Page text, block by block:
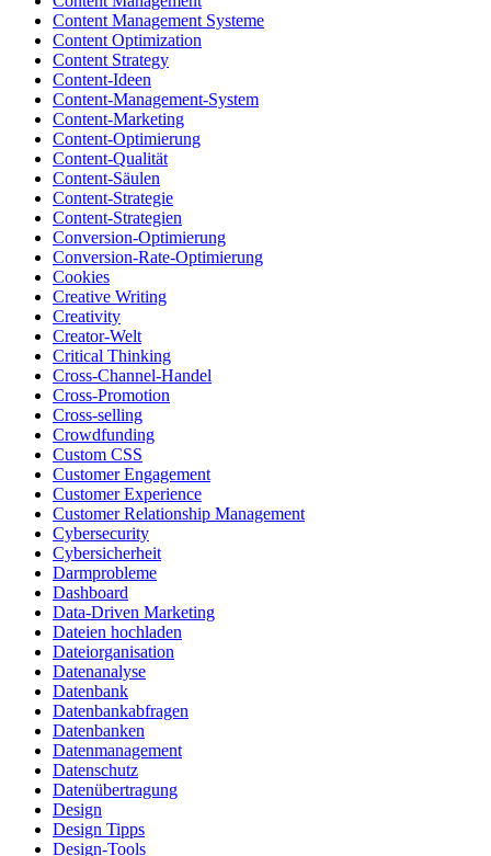
Content Management Systeme
Content Optimization
Content Strategy
Content-Ideen
Content-Management-System
Content-Marketing
Content-Optimierung
Content-Qualität
Content-Säulen
Content-Strategie
Content-Strategien
Conversion-Optimierung
Conversion-Rate-Optimierung
Cookies
Creative Writing
Creativity
Creator-Welt
Critical Thinking
Cross-Channel-Handel
Cross-Promotion
Cross-selling
Crowdfunding
Custom CSS
Customer Engagement
Customer Experience
Customer Relationship Management
Cybersecurity
Cybersicherheit
Darmprobleme
Dashboard
Data-Driven Marketing
Dateien hochladen
Dateiorganisation
Datenanalyse
Datenbank
Datenbankabfragen
Datenbanken
Datenmanagement
Datenschutz
Datenübertragung
Design
Design Tipps
Design-Tools